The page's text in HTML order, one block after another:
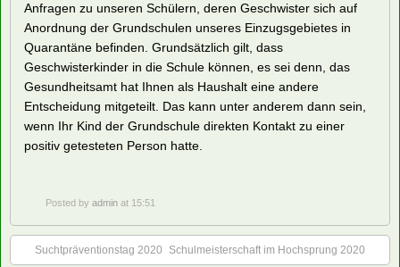
Anfragen zu unseren Schülern, deren Geschwister sich auf
Anordnung der Grundschulen unseres Einzugsgebietes in
Quarantäne befinden. Grundsätzlich gilt, dass
Geschwisterkinder in die Schule können, es sei denn, das
Gesundheitsamt hat Ihnen als Haushalt eine andere
Entscheidung mitgeteilt. Das kann unter anderem dann sein,
wenn Ihr Kind der Grundschule direkten Kontakt zu einer
positiv getesteten Person hatte.
Posted by admin at 15:51
Suchtpräventionstag 2020 Schulmeisterschaft im Hochsprung 2020